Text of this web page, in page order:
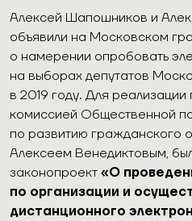
Алексей Шапошников и
объявили на Московском
о намерении опробовать
на выборах депутатов
в 2019 году. Для
комиссией Общественной
по развитию гражданского
Алексеем Венедиктовым,
законопроект «О
по организации и
дистанционного